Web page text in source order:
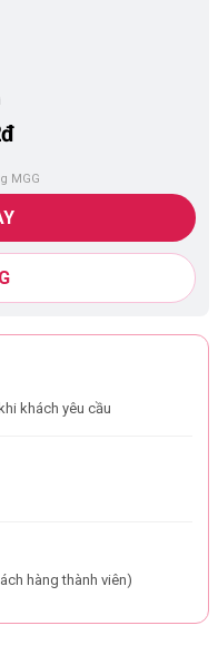
MGG
khách yêu cầu
hàng thành viên)